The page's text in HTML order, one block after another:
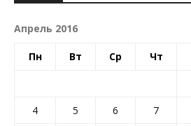
Апрель 2016
Пн Вт Ср Чт
4
5 6 7